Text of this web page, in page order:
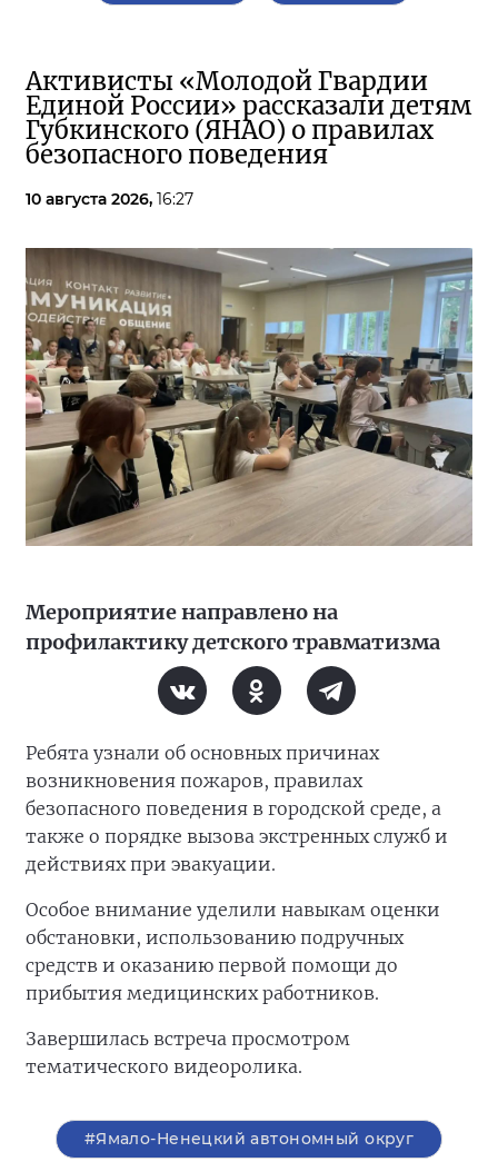
Активисты «Молодой Гвардии
Единой России» рассказали детям
Губкинского (ЯНАО) о правилах
безопасного поведения
10 августа 2026, 16:27
Мероприятие направлено на
профилактику детского травматизма
Ребята узнали об основных причинах
возникновения пожаров, правилах
безопасного поведения в городской среде, а
также о порядке вызова экстренных служб и
действиях при эвакуации.
Особое внимание уделили навыкам оценки
обстановки, использованию подручных
средств и оказанию первой помощи до
прибытия медицинских работников.
Завершилась встреча просмотром
тематического видеоролика.
#Ямало-Ненецкий автономный округ